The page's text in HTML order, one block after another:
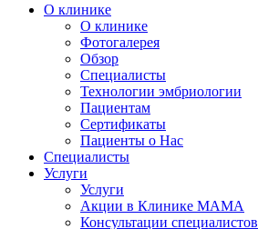
О клинике
О клинике
Фотогалерея
Обзор
Специалисты
Технологии эмбриологии
Пациентам
Сертификаты
Пациенты о Нас
Специалисты
Услуги
Услуги
Акции в Клинике МАМА
Консультации специалистов